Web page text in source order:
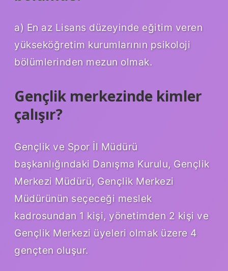
a) En az Lisans düzeyinde eğitim veren
yükseköğretim kurumlarının psikoloji
bölümlerinden mezun olmak.
Gençlik merkezinde kimler
çalışır?
Gençlik ve Spor İl Müdürü
başkanlığındaki Danışma Kurulu, Gençlik
Merkezi Müdürü, Gençlik Merkezi
Müdürünün seçeceği meslek
kadrosundan 1 kişi, yönetimden 2 kişi ve
Gençlik Merkezi üyeleri olmak üzere 4
gençten oluşur.